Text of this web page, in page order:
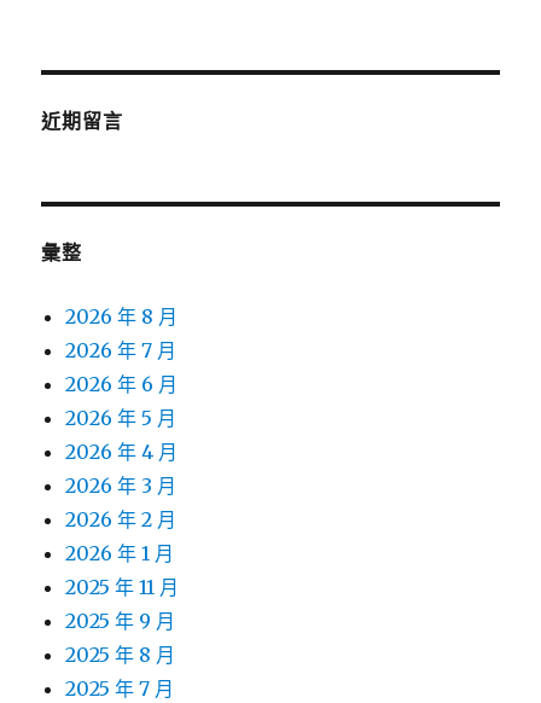
近期留言
彙整
2026 年 8 月
2026 年 7 月
2026 年 6 月
2026 年 5 月
2026 年 4 月
2026 年 3 月
2026 年 2 月
2026 年 1 月
2025 年 11 月
2025 年 9 月
2025 年 8 月
2025 年 7 月